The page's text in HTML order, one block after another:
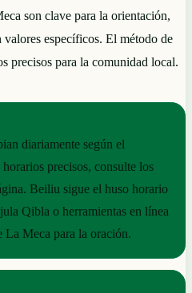
son clave para la orientación,
específicos. El método de
precisos para la comunidad local.
diariamente según el
precisos, consulte los
Beiliu sigue el huso horario
Qibla o herramientas en línea
La Meca para la oración.